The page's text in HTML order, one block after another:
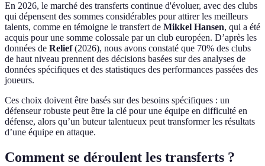
En 2026, le marché des transferts continue d'évoluer, avec des clubs
qui dépensent des sommes considérables pour attirer les meilleurs
talents, comme en témoigne le transfert de Mikkel Hansen, qui a été
acquis pour une somme colossale par un club européen. D’après les
données de Relief(2026), nous avons constaté que 70% des clubs
de haut niveau prennent des décisions basées sur des analyses de
données spécifiques et des statistiques des performances passées des
joueurs.
Ces choix doivent être basés sur des besoins spécifiques : un
défenseur robuste peut être la clé pour une équipe en difficulté en
défense, alors qu’un buteur talentueux peut transformer les résultats
d’une équipe en attaque.
Comment se déroulent les transferts ?